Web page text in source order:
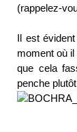
(rappelez-
Il est
moment où
que cela
penche